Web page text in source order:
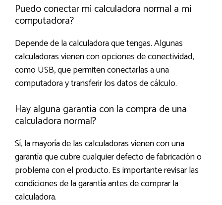
Puedo conectar mi calculadora normal a mi
computadora?
Depende de la calculadora que tengas. Algunas
calculadoras vienen con opciones de conectividad,
como USB, que permiten conectarlas a una
computadora y transferir los datos de cálculo.
Hay alguna garantía con la compra de una
calculadora normal?
Sí, la mayoría de las calculadoras vienen con una
garantía que cubre cualquier defecto de fabricación o
problema con el producto. Es importante revisar las
condiciones de la garantía antes de comprar la
calculadora.